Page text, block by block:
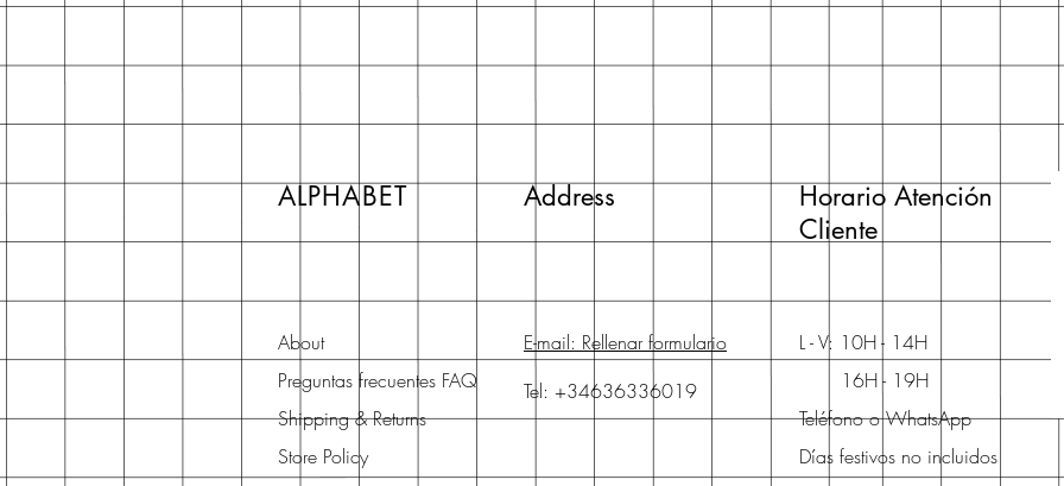
ALPHABET Address
About
Preguntas frecuentes FAQ
Shipping & Returns
Store Policy
E-mail: Rellenar formulario
Tel: +34636336019
Horario Atención
Cliente
L - V: 10H - 14H
16H - 19H
Teléfono o WhatsApp
Días festivos no incluidos